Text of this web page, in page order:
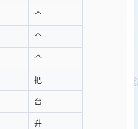
个
个
个
把
台
升